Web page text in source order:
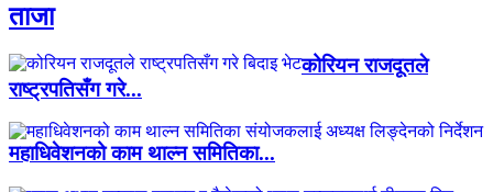
ताजा
कोरियन राजदूतले
राष्ट्रपतिसँग गरे...
महाधिवेशनको काम थाल्न समितिका...